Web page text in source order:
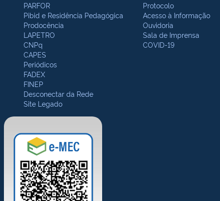
PARFOR
Pibid e Residência Pedagógica
Prodocência
LAPETRO
CNPq
CAPES
Periódicos
FADEX
FINEP
Desconectar da Rede
Site Legado
Protocolo
Acesso à Informação
Ouvidoria
Sala de Imprensa
COVID-19